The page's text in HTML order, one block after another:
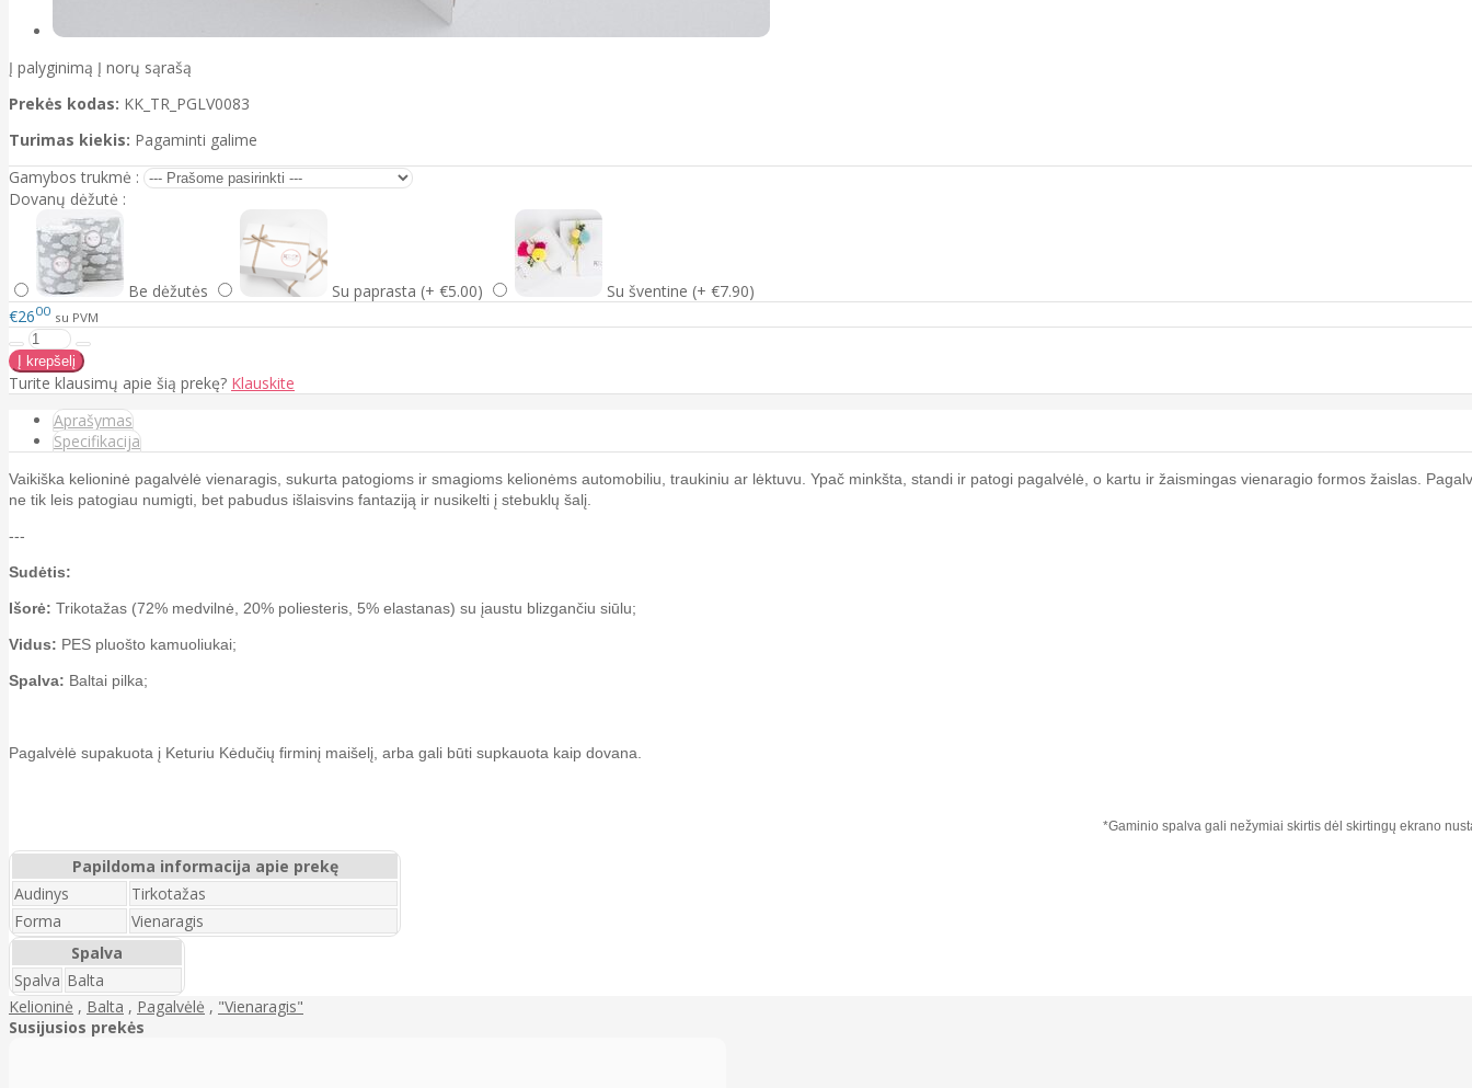
Į palyginimą Į norų sąrašą
Prekės kodas: KK_TR_PGLV0083
Turimas kiekis: Pagaminti galime
Gamybos trukmė :
Dovanų dėžutė :
Be dėžutės Su paprasta (+ €5.00)
Su šventine (+ €7.90)
€2600 su PVM
Turite klausimų apie šią prekę? Klauskite
Aprašymas
Specifikacija
Vaikiška kelioninė pagalvėlė vienaragis, sukurta patogioms ir smagioms kelionėms automobiliu, traukiniu ar lėktuvu. Ypač minkšta, standi ir patogi pagalvėlė, o kartu ir žaismingas vienaragio formos žaislas.
ne tik leis patogiau numigti, bet pabudus išlaisvins fantaziją ir nusikelti į stebuklų šalį.
---
Sudėtis:
Išorė: Trikotažas (72% medvilnė, 20% poliesteris, 5% elastanas) su įaustu blizgančiu siūlu;
Vidus: PES pluošto kamuoliukai;
Spalva: Baltai pilka;
Pagalvėlė supakuota į Keturiu Kėdučių firminį maišelį, arba gali būti supkauota kaip dovana.
*Gaminio spalva gali nežymiai skirtis dėl skirtingų ekrano
Papildoma informacija apie prekę
Audinys
Tirkotažas
Forma
Vienaragis
Spalva
Spalva Balta
Kelioninė , Balta , Pagalvėlė , "Vienaragis"
Susijusios prekės